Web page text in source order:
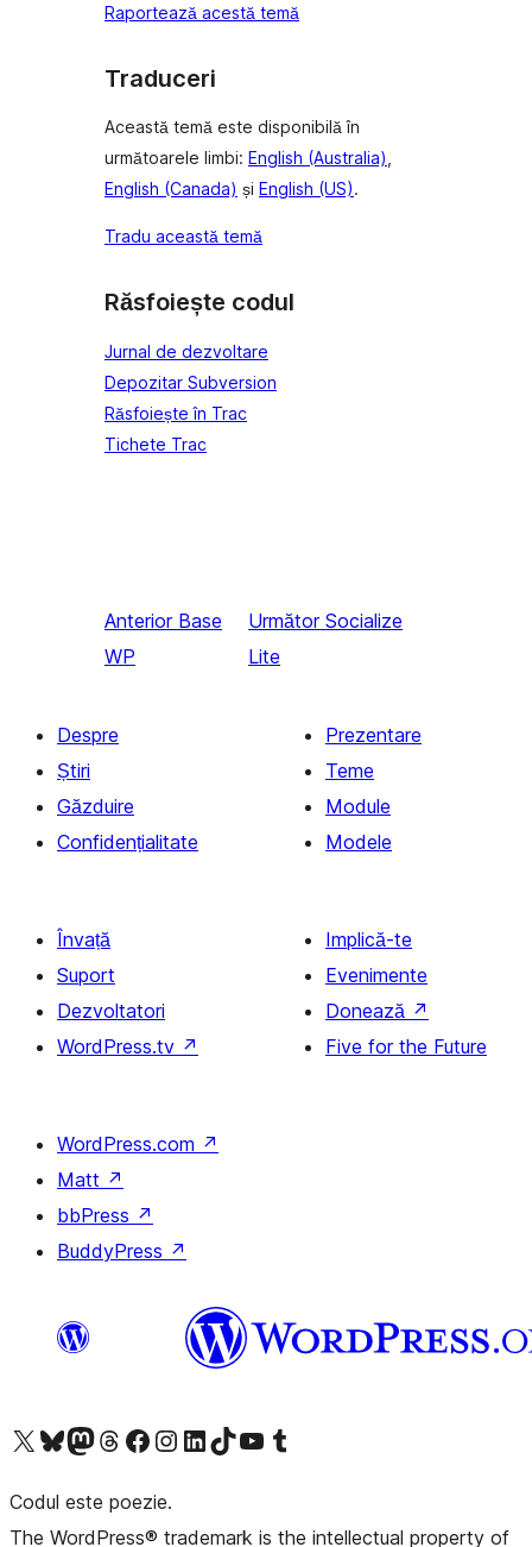
Raportează acestă temă
Traduceri
Această temă este disponibilă în
următoarele limbi: English (Australia),
English (Canada) și English (US).
Tradu această temă
Răsfoiește codul
Jurnal de dezvoltare
Depozitar Subversion
Răsfoiește în Trac
Tichete Trac
Anterior Base
WP
Următor Socialize
Lite
Despre
Știri
Găzduire
Confidențialitate
Prezentare
Teme
Module
Modele
Învață
Suport
Dezvoltatori
WordPress.tv ↗
Implică-te
Evenimente
Donează ↗
Five for the Future
WordPress.com ↗
Matt ↗
bbPress ↗
BuddyPress ↗
Mergi la contul nostru X (fost Twitter)
Vizitează contul nostru Bluesky
Vizitează contul nostru Mastodon
Vizitează contul nostru Threads
Vizitează pagina noastră Facebook
Vizitează-ne pe Instagram
Vizitează-ne pe LinkedIn
Vizitează contul nostru TikTok
Vizitează canalul nostru YouTube
Vizitează contul nostru Tumblr
Codul este poezie.
The WordPress® trademark is the intellectual property of